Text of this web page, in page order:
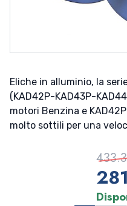
Eliche in alluminio, la
(KAD42P-KAD43P-
motori Benzina e
molto sottili per una